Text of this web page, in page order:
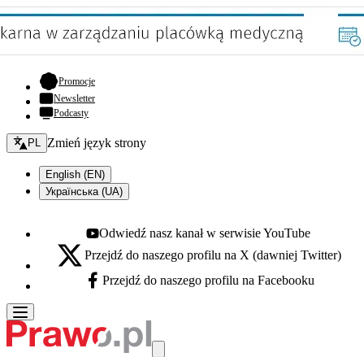
Promocje- otwiera się w nowej karcie
Newsletter
Podcasty
Zmień język - bieżący:
PL Zmień język strony
English (EN)
Українська (UA)
Youtube - otwiera się w nowej karcie
Odwiedź nasz kanał w serwisie YouTube
X - otwiera się w nowej karcie
Przejdź do naszego profilu na X (dawniej Twitter)
Facebook - otwiera się w nowej karcie
Przejdź do naszego profilu na Facebooku